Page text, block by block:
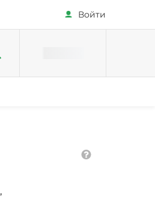
Войти
,